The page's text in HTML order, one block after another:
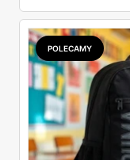
pojawi się w
sens kupować
POLECAMY